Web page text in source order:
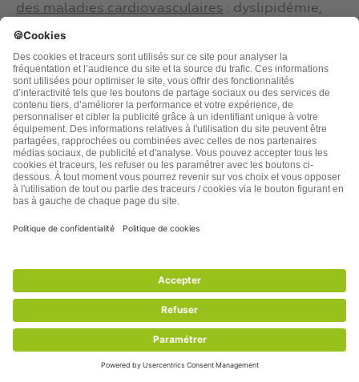
des maladies cardiovasculaires : dyslipidémie,
glycémie, hypertension et calcification
artérielles, inflammation, régulation de la
fonction plaquettaire.
La carnitine renforce votre muscle cardiaque
(myocarde) en lui procurant le carburant
énergétique dont il a besoin (les acides gras).
La coenzyme Q10 lutte contre les radicaux libres
qui creusent des trous dans la membrane
L’apport conjoint de carnitine et de CoQ10
permet de mieux lutter contre les défaillances
En 2007 une étude a été menée sur 64 patients